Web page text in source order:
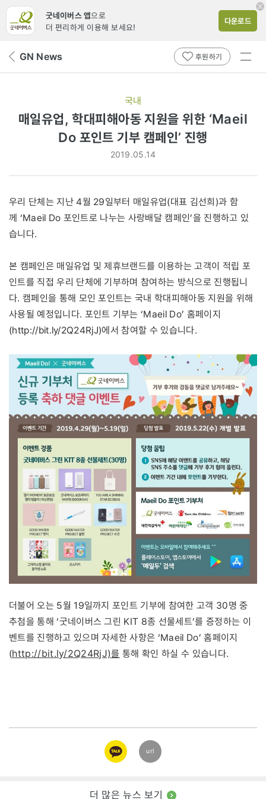
굿네이버스 앱으로
더 편리하게 이용해 보세요!
다운로드
뒤 GN News 후원하기
전체
국내
매일유업, 학대피해아동 지원을 위한 ‘Maeil
Do 포인트 기부 캠페인’ 진행
2019.05.14
우리 단체는 지난 4월 29일부터 매일유업(대표 김선희)과 함
께 ‘Maeil Do 포인트로 나누는 사랑배달 캠페인’을 진행하고 있
습니다.
본 캠페인은 매일유업 및 제휴브랜드를 이용하는 고객이 적립 포
인트를 직접 우리 단체에 기부하며 참여하는 방식으로 진행됩니
다. 캠페인을 통해 모인 포인트는 국내 학대피해아동 지원을 위해
사용될 예정입니다. 포인트 기부는 ‘Maeil Do’ 홈페이지
(http://bit.ly/2Q24RjJ)에서 참여할 수 있습니다.
더불어 오는 5월 19일까지 포인트 기부에 참여한 고객 30명 중
추첨을 통해 ‘굿네이버스 그린 KIT 8종 선물세트’를 증정하는 이
벤트를 진행하고 있으며 자세한 사항은 ‘Maeil Do’ 홈페이지
(http://bit.ly/2Q24RjJ)를 통해 확인 하실 수 있습니다.
카카오
링크
url
더 많은 뉴스 보기